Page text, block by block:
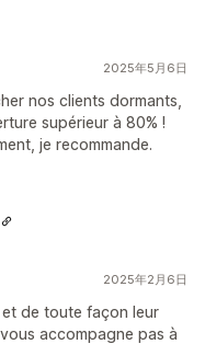
2025年5月6日
nos clients dormants,
supérieur à 80% !
je recommande.
2025年2月6日
et de toute façon leur
accompagne pas à